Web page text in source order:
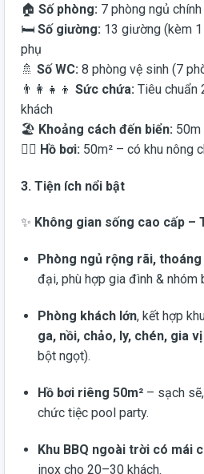
🏠 Số phòng: 7 phòng ngủ
🛏️ Số giường: 13 giường (kèm
phụ
🚿 Số WC: 8 phòng vệ sinh (7
👨‍👩‍👧‍👦 Sức chứa: Tiêu chuẩn
khách
🏖️ Khoảng cách đến biển: 50m
🏊‍♂️ Hồ bơi: 50m² – có khu nông
3. Tiện ích nổi bật
✨ Không gian sống cao cấp –
Phòng ngủ rộng rãi,
đại, phù hợp gia đình & nhóm
Phòng khách lớn, kết hợp
ga, nồi, chảo, ly, chén, gia
bột ngọt).
Hồ bơi riêng 50m²– sạch sẽ,
chức tiệc pool party.
Khu BBQ ngoài trời có mái
inox cho 20–30 khách.